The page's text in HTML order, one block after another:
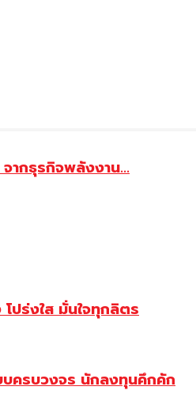
ากธุรกิจพลังงาน...
ปร่งใส มั่นใจทุกลิตร
บครบวงจร นักลงทุนคึกคัก